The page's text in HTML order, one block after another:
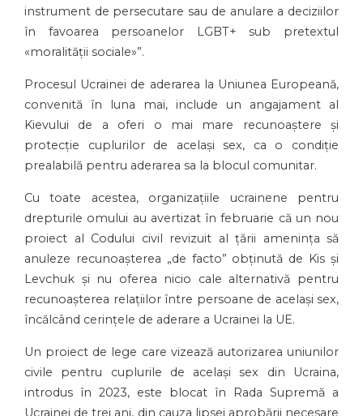
instrument de persecutare sau de anulare a deciziilor
în favoarea persoanelor LGBT+ sub pretextul
«moralității sociale»”.
Procesul Ucrainei de aderarea la Uniunea Europeană,
convenită în luna mai, include un angajament al
Kievului de a oferi o mai mare recunoaștere și
protecție cuplurilor de același sex, ca o condiție
prealabilă pentru aderarea sa la blocul comunitar.
Cu toate acestea, organizațiile ucrainene pentru
drepturile omului au avertizat în februarie că un nou
proiect al Codului civil revizuit al țării amenința să
anuleze recunoașterea „de facto” obținută de Kis și
Levchuk și nu oferea nicio cale alternativă pentru
recunoașterea relațiilor între persoane de același sex,
încălcând cerințele de aderare a Ucrainei la UE.
Un proiect de lege care vizează autorizarea uniunilor
civile pentru cuplurile de același sex din Ucraina,
introdus în 2023, este blocat în Rada Supremă a
Ucrainei de trei ani, din cauza lipsei aprobării necesare